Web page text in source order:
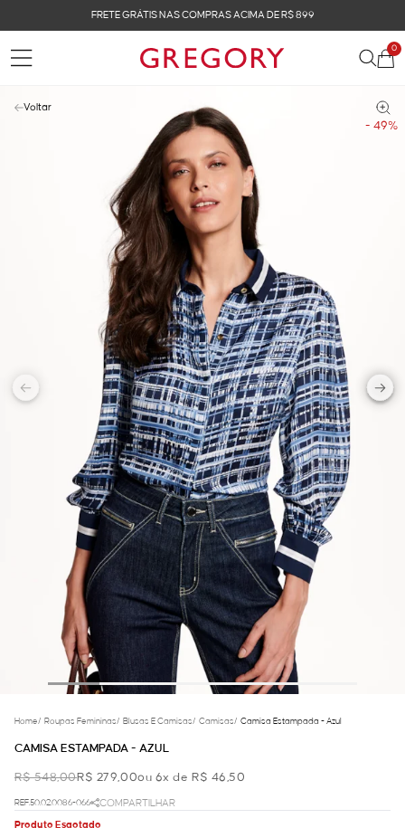
FRETE GRÁTIS NAS COMPRAS ACIMA DE R$ 899
0
- 49%
Voltar
Home/ Roupas Femininas/ Blusas E Camisas/ Camisas/ Camisa Estampada - Azul
CAMISA ESTAMPADA - AZUL
R$ 548,00R$ 279,00ou 6x de R$ 46,50
REF.50.02.0086-066
COMPARTILHAR
Produto Esgotado